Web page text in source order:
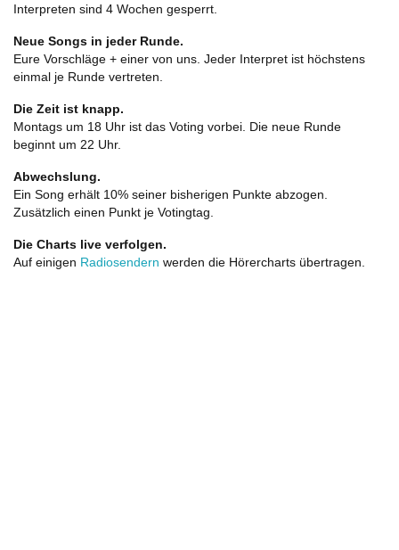
Interpreten sind 4 Wochen gesperrt.
Neue Songs in jeder Runde.
Eure Vorschläge + einer von uns. Jeder Interpret ist höchstens
einmal je Runde vertreten.
Die Zeit ist knapp.
Montags um 18 Uhr ist das Voting vorbei. Die neue Runde
beginnt um 22 Uhr.
Abwechslung.
Ein Song erhält 10% seiner bisherigen Punkte abzogen.
Zusätzlich einen Punkt je Votingtag.
Die Charts live verfolgen.
Auf einigen Radiosendern werden die Hörercharts übertragen.